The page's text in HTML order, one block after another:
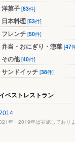
洋菓子 [83件]
日本料理 [53件]
フレンチ [50件]
弁当・おにぎり・惣菜 [47
その他[40件]
サンドイッチ [38件]
ベストレストラン
年・2019年は実施しており